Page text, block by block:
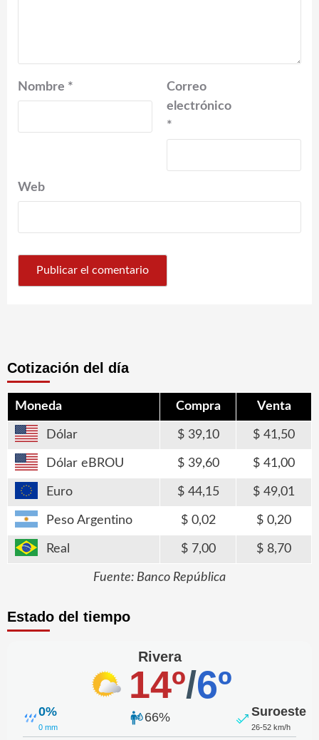
Nombre *
Correo
electrónico
*
Web
Cotización del día
Moneda Compra Venta
Dólar 39,10 41,50
Dólar eBROU 39,60 41,00
Euro 44,15 49,01
Peso Argentino 0,02 0,20
Real 7,00 8,70
Fuente: Banco República
Estado del tiempo
Rivera
14º/6º
0%
0 mm
66% Suroeste
26-52 km/h